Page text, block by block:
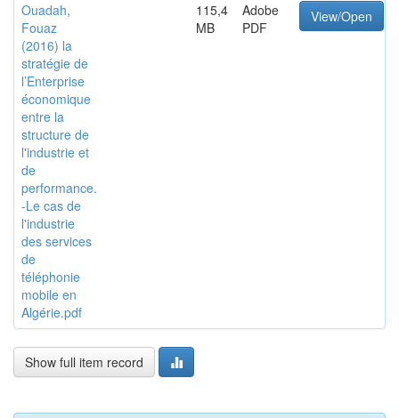
Ouadah,
Fouaz
(2016) la
stratégie de
l’Enterprise
économique
entre la
structure de
l'industrie et
de
performance.
-Le cas de
l'industrie
des services
de
téléphonie
mobile en
Algérie.pdf
115,4
MB
Adobe
PDF
View/Open
Show full item record